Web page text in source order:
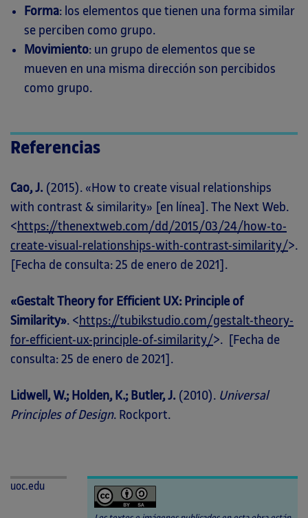
Forma: los elementos que tienen una forma similar
se perciben como grupo.
Movimiento: un grupo de elementos que se
mueven en una misma dirección son percibidos
como grupo.
Referencias
Cao, J.(2015). «How to create visual relationships
with contrast & similarity» [en línea]. The Next Web.
< https://thenextweb.com/dd/2015/03/24/how-to-
create-visual-relationships-with-contrast-similarity/>.
[Fecha de consulta: 25 de enero de 2021].
«Gestalt Theory for Efficient UX: Principle of
Similarity». < https://tubikstudio.com/gestalt-theory-
for-efficient-ux-principle-of-similarity/>. [Fecha de
consulta: 25 de enero de 2021].
Lidwell, W.; Holden, K.; Butler, J.(2010). Universal
Principles of Design. Rockport.
uoc.edu